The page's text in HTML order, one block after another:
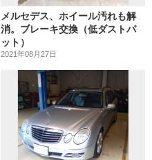
メルセデス、ホイール汚れも解
消。ブレーキ交換（低ダストパ
ット）
2021年08月27日